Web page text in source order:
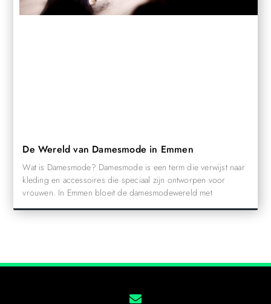
De Wereld van Damesmode in Emmen
Wat is Damesmode? Damesmode is een term die verwijst naar
kleding en accessoires die speciaal zijn ontworpen voor
vrouwen. In Emmen bloeit de damesmodewereld met